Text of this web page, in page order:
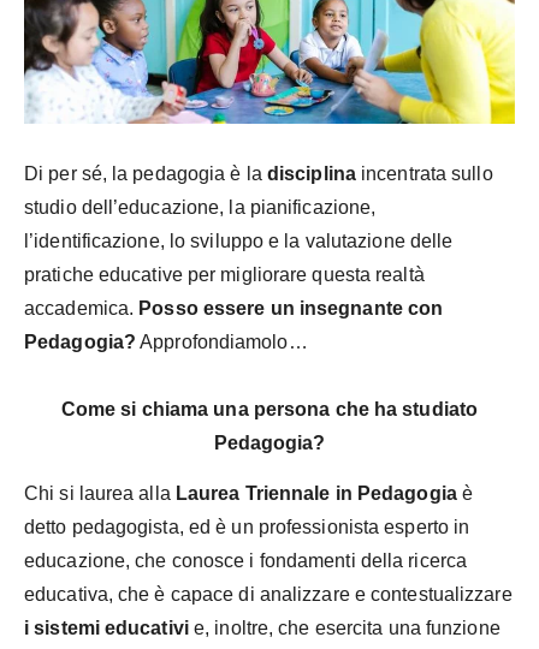
Di per sé, la pedagogia è la disciplinaincentrata sullo
studio dell’educazione, la pianificazione,
l’identificazione, lo sviluppo e la valutazione delle
pratiche educative per migliorare questa realtà
accademica. Posso essere un insegnante con
Pedagogia? Approfondiamolo…
Come si chiama una persona che ha studiato
Pedagogia?
Chi si laurea alla Laurea Triennale in Pedagogiaè
detto pedagogista, ed è un professionista esperto in
educazione, che conosce i fondamenti della ricerca
educativa, che è capace di analizzare e contestualizzare
i sistemi educativie, inoltre, che esercita una funzione